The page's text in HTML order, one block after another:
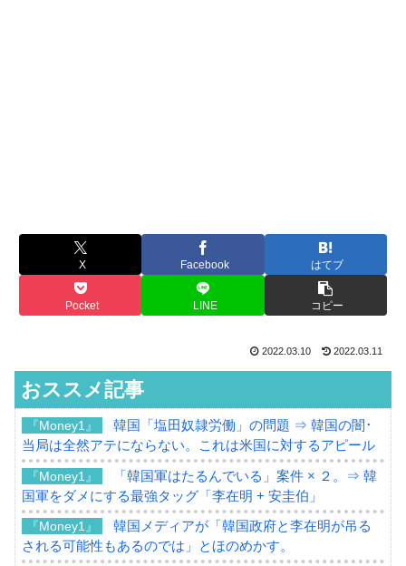
X Facebook はてブ
Pocket LINE コピー
2022.03.10 2022.03.11
おススメ記事
『Money1』
韓国「塩田奴隷労働」の問題 ⇒ 韓国の闇･
当局は全然アテにならない。これは米国に対するアピール
『Money1』
「韓国軍はたるんでいる」案件 × ２。⇒ 韓
国軍をダメにする最強タッグ「李在明 + 安圭伯」
『Money1』
韓国メディアが「韓国政府と李在明が吊る
される可能性もあるのでは」とほのめかす。